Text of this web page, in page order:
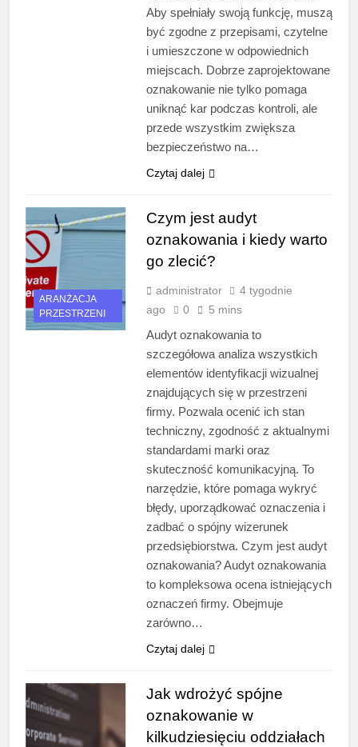
Aby spełniały swoją funkcję, muszą
być zgodne z przepisami, czytelne
i umieszczone w odpowiednich
miejscach. Dobrze zaprojektowane
oznakowanie nie tylko pomaga
uniknąć kar podczas kontroli, ale
przede wszystkim zwiększa
bezpieczeństwo na…
Czytaj dalej
ARANŻACJA
PRZESTRZENI
Czym jest audyt
oznakowania i kiedy warto
go zlecić?
administrator
4 tygodnie
ago
0 5 mins
Audyt oznakowania to
szczegółowa analiza wszystkich
elementów identyfikacji wizualnej
znajdujących się w przestrzeni
firmy. Pozwala ocenić ich stan
techniczny, zgodność z aktualnymi
standardami marki oraz
skuteczność komunikacyjną. To
narzędzie, które pomaga wykryć
błędy, uporządkować oznaczenia i
zadbać o spójny wizerunek
przedsiębiorstwa. Czym jest audyt
oznakowania? Audyt oznakowania
to kompleksowa ocena istniejących
oznaczeń firmy. Obejmuje
zarówno…
Czytaj dalej
Jak wdrożyć spójne
oznakowanie w
kilkudziesięciu oddziałach